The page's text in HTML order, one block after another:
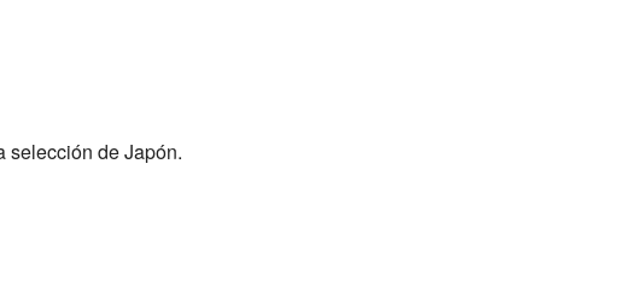
selección de Japón.